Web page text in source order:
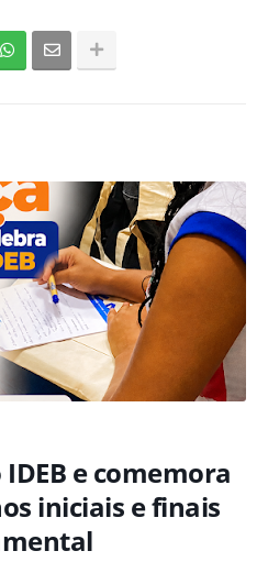
e comemora
iniciais e finais